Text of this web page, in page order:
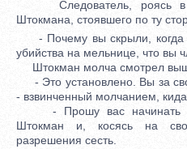
Следователь, роясь в
Штокмана, стоявшего по ту
- Почему вы скрыли, когда
убийства на мельнице, что вы
Штокман молча смотрел
- Это установлено. Вы за
- взвинченный молчанием,
- Прошу вас начинать
Штокман и, косясь на
разрешения сесть.